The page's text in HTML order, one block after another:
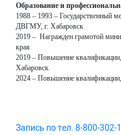
Образование и
1988 – 1993 – Государственный
ДВГМУ, г. Хабаровск
2019 – Награжден грамотой
края
2019 – Повышение
Хабаровск
2024 – Повышение
Запись по тел. 8-800-302-